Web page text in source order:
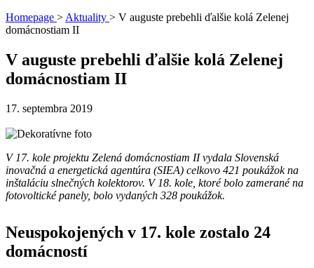
Homepage > Aktuality > V auguste prebehli ďalšie kolá Zelenej
domácnostiam II
V auguste prebehli ďalšie kolá Zelenej
domácnostiam II
17. septembra 2019
V 17. kole projektu Zelená domácnostiam II vydala Slovenská
inovačná a energetická agentúra (SIEA) celkovo 421 poukážok na
inštaláciu slnečných kolektorov. V 18. kole, ktoré bolo zamerané na
fotovoltické panely, bolo vydaných 328 poukážok.
Neuspokojených v 17. kole zostalo 24
domácností